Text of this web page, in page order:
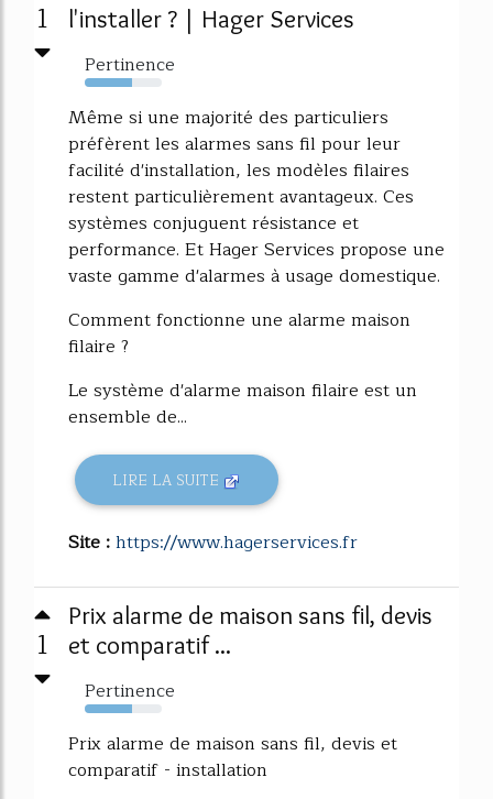
1
l'installer ? | Hager Services
Pertinence
62%
Même si une majorité des particuliers
préfèrent les alarmes sans fil pour leur
facilité d'installation, les modèles filaires
restent particulièrement avantageux. Ces
systèmes conjuguent résistance et
performance. Et Hager Services propose une
vaste gamme d'alarmes à usage domestique.
Comment fonctionne une alarme maison
filaire ?
Le système d'alarme maison filaire est un
ensemble de...
LIRE LA SUITE
Site :https://www.hagerservices.fr
1
Prix alarme de maison sans fil, devis
et comparatif ...
Pertinence
61%
Prix alarme de maison sans fil, devis et
comparatif - installation